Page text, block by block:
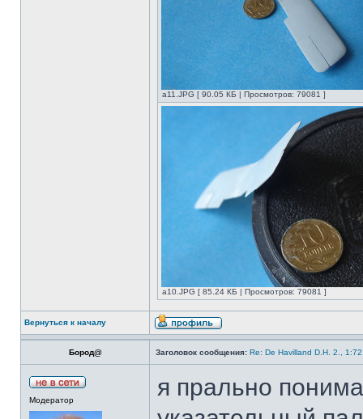
а11.JPG [ 90.05 КБ | Просмотров: 79081 ]
а10.JPG [ 85.24 КБ | Просмотров: 79081 ]
Вернуться к началу
Бород@ Заголовок сообщения: Re: De Havilland D.H. 2.,
Модератор
я прально